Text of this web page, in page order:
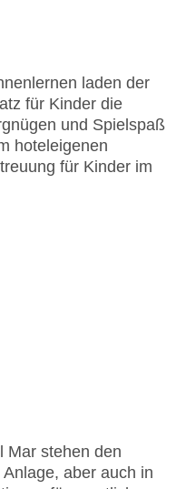
laden der
für Kinder die
und Spielspaß
hoteleigenen
für Kinder im
Mar stehen den
aber auch in